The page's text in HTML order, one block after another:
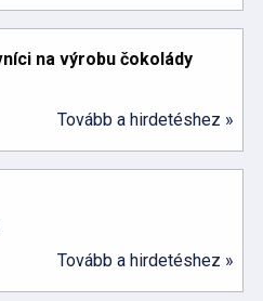
na výrobu čokolády
Tovább a hirdetéshez »
Tovább a hirdetéshez »